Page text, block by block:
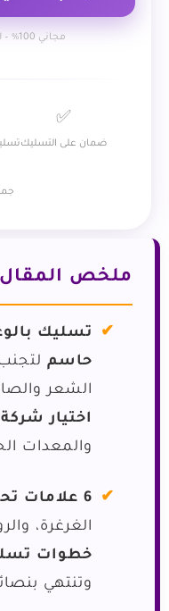
مجاني 100% – لا يحتاج تسجيل – نتيجة فورية
✅
ضمان على التسليك
ملخص المقال
تسليك
حاسم
الشعر
اختيار
والمعدات
6 علامات تحذيرية
الغرغرة،
خطوات
وتنتهي